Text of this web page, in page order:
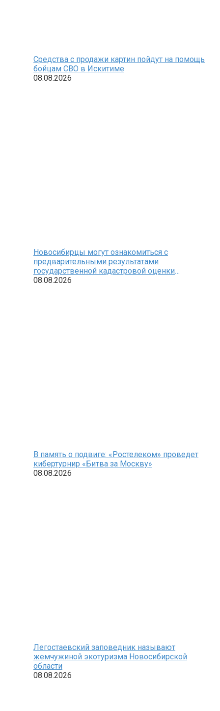
Средства с продажи картин пойдут на помощь
бойцам СВО в Искитиме
08.08.2026
Новосибирцы могут ознакомиться с
предварительными результатами
государственной кадастровой оценки
земельных участков
08.08.2026
В память о подвиге: «Ростелеком» проведет
кибертурнир «Битва за Москву»
08.08.2026
Легостаевский заповедник называют
жемчужиной экотуризма Новосибирской
области
08.08.2026